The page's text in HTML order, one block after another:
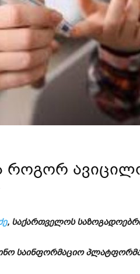
როგორ
, საქართველოს
საინფორმაციო